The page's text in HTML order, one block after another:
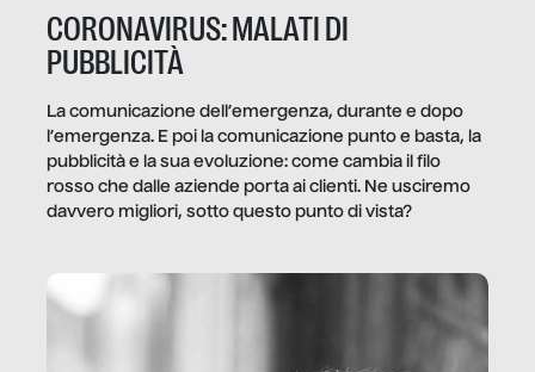
CORONAVIRUS: MALATI DI
PUBBLICITÀ
La comunicazione dell’emergenza, durante e dopo
l’emergenza. E poi la comunicazione punto e basta, la
pubblicità e la sua evoluzione: come cambia il filo
rosso che dalle aziende porta ai clienti. Ne usciremo
davvero migliori, sotto questo punto di vista?